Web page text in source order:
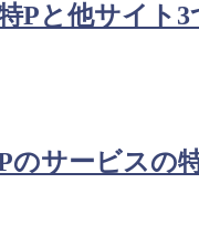
Pと他サイト
のサービスの